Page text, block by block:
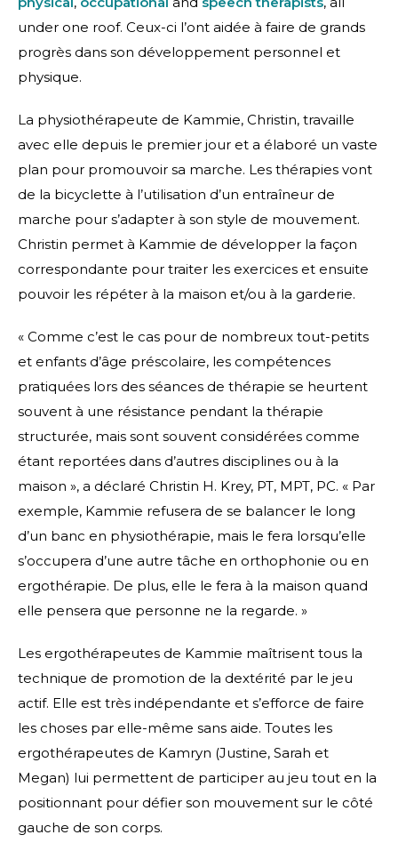
under one roof. Ceux-ci l’ont aidée à faire de grands
progrès dans son développement personnel et
physique.
La physiothérapeute de Kammie, Christin, travaille
avec elle depuis le premier jour et a élaboré un vaste
plan pour promouvoir sa marche. Les thérapies vont
de la bicyclette à l’utilisation d’un entraîneur de
marche pour s’adapter à son style de mouvement.
Christin permet à Kammie de développer la façon
correspondante pour traiter les exercices et ensuite
pouvoir les répéter à la maison et/ou à la garderie.
« Comme c’est le cas pour de nombreux tout-petits
et enfants d’âge préscolaire, les compétences
pratiquées lors des séances de thérapie se heurtent
souvent à une résistance pendant la thérapie
structurée, mais sont souvent considérées comme
étant reportées dans d’autres disciplines ou à la
maison », a déclaré Christin H. Krey, PT, MPT, PC. « Par
exemple, Kammie refusera de se balancer le long
d’un banc en physiothérapie, mais le fera lorsqu’elle
s’occupera d’une autre tâche en orthophonie ou en
ergothérapie. De plus, elle le fera à la maison quand
elle pensera que personne ne la regarde. »
Les ergothérapeutes de Kammie maîtrisent tous la
technique de promotion de la dextérité par le jeu
actif. Elle est très indépendante et s’efforce de faire
les choses par elle-même sans aide. Toutes les
ergothérapeutes de Kamryn (Justine, Sarah et
Megan) lui permettent de participer au jeu tout en la
positionnant pour défier son mouvement sur le côté
gauche de son corps.